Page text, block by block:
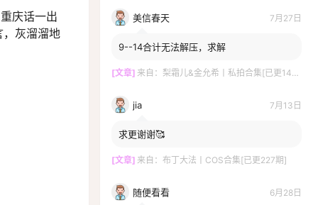
庆话一出
，灰溜溜地
美信春天 7月27日
9--14合计无法解压，求解
[文章] 来自： 梨霜儿&金允希丨私拍合集[已更14期]
jia 7月13日
求更谢谢🥰
[文章] 来自： 布丁大法丨COS合集[已更227期]
随便看看 6月28日